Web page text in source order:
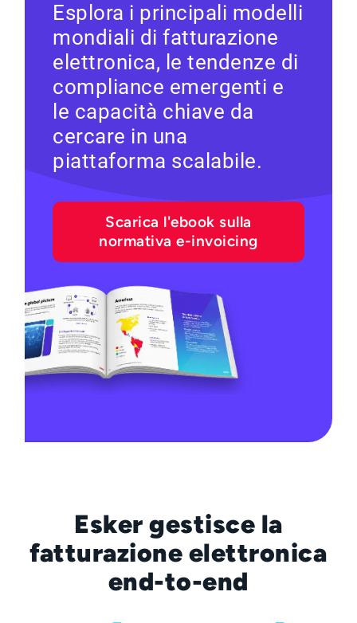
Esplora i principali modelli
mondiali di fatturazione
elettronica, le tendenze di
compliance emergenti e
le capacità chiave da
cercare in una
piattaforma scalabile.
Scarica l'ebook sulla
normativa e-invoicing
Esker gestisce la
fatturazione elettronica
end-to-end